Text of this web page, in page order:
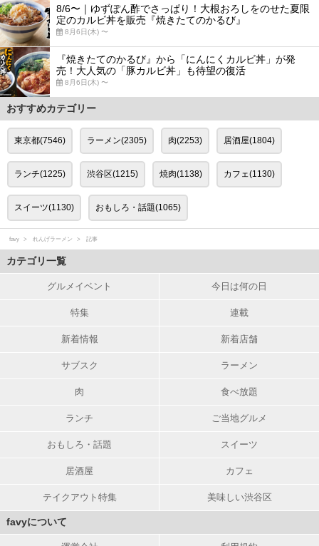
8/6〜｜ゆずぽん酢でさっぱり！大根おろしをのせた夏限
定のカルビ丼を販売『焼きたてのかるび』
8月6日(木) 〜
『焼きたてのかるび』から「にんにくカルビ丼」が発
売！大人気の「豚カルビ丼」も待望の復活
8月6日(木) 〜
おすすめカテゴリー
東京都(7546) ラーメン(2305) 肉(2253) 居酒屋(1804)
ランチ(1225) 渋谷区(1215) 焼肉(1138) カフェ(1130)
スイーツ(1130) おもしろ・話題(1065)
favy れんげラーメン 記事
カテゴリ一覧
グルメイベント 今日は何の日
特集 連載
新着情報 新着店舗
サブスク ラーメン
肉 食べ放題
ランチ ご当地グルメ
おもしろ・話題 スイーツ
居酒屋 カフェ
テイクアウト特集 美味しい渋谷区
favyについて